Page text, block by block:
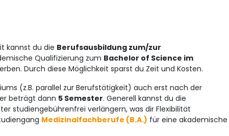
kannst du die Berufsausbildung zum/zur
Qualifizierung zum Bachelor of Science im
Durch diese Möglichkeit sparst du Zeit und Kosten.
(z.B. parallel zur Berufstätigkeit) auch erst nach der
beträgt dann 5 Semester. Generell kannst du die
studiengebührenfrei verlängern, was dir Flexibilität
Medizinalfachberufe (B.A.) für eine akademische